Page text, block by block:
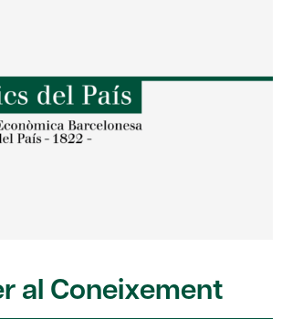
al Coneixement